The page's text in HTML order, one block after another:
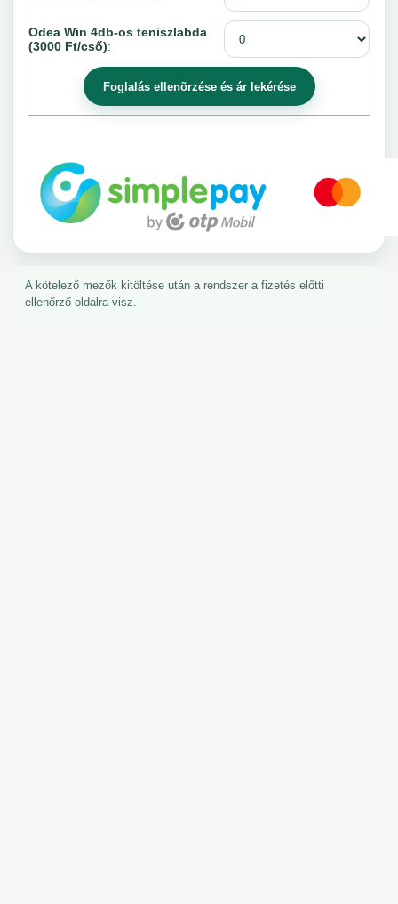
Odea Win 4db-os teniszlabda
(3000 Ft/cső):
A kötelező mezők kitöltése után a rendszer a fizetés előtti
ellenőrző oldalra visz.